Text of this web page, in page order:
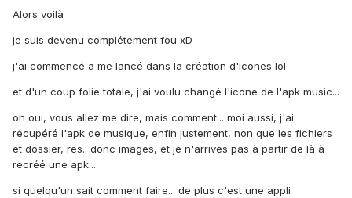
Alors voilà
je suis devenu complétement fou xD
j'ai commencé a me lancé dans la création d'icones lol
et d'un coup folie totale, j'ai voulu changé l'icone de l'apk music...
oh oui, vous allez me dire, mais comment... moi aussi, j'ai
récupéré l'apk de musique, enfin justement, non que les fichiers
et dossier, res.. donc images, et je n'arrives pas à partir de là à
recréé une apk...
si quelqu'un sait comment faire... de plus c'est une appli